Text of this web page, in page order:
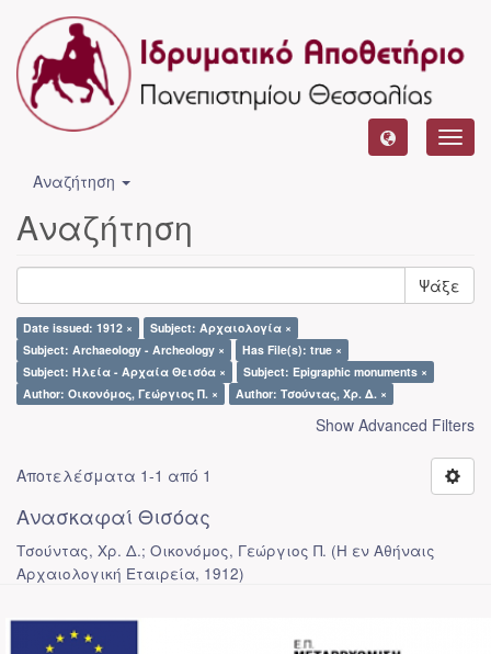
Αναζήτηση
Αναζήτηση
Ψάξε
Date issued: 1912 ×
Subject: Αρχαιολογία ×
Subject: Archaeology - Archeology ×
Has File(s): true ×
Subject: Ηλεία - Αρχαία Θεισόα ×
Subject: Epigraphic monuments ×
Author: Οικονόμος, Γεώργιος Π. ×
Author: Τσούντας, Χρ. Δ. ×
Show Advanced Filters
Αποτελέσματα 1-1 από 1
Ανασκαφαί Θισόας
Τσούντας, Χρ. Δ.; Οικονόμος, Γεώργιος Π. (Η εν Αθήναις
Αρχαιολογική Εταιρεία, 1912)